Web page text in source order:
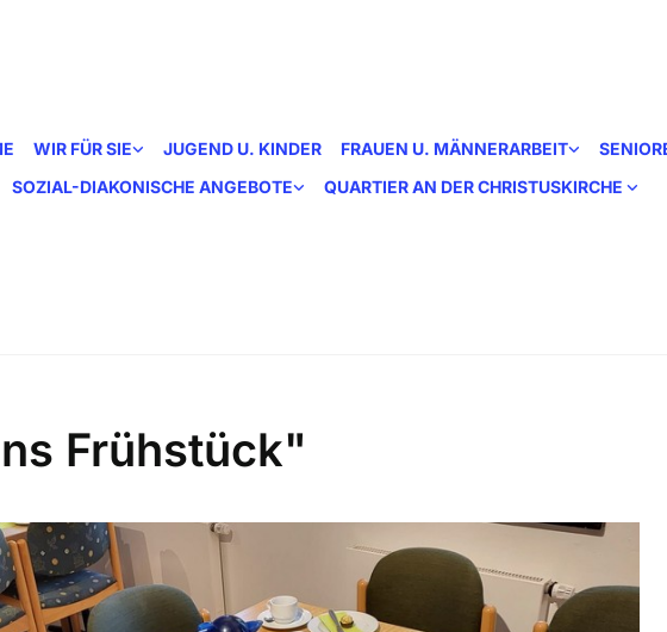
WIR FÜR SIE JUGEND U. KINDER FRAUEN U. MÄNNERARBEIT
SOZIAL-DIAKONISCHE ANGEBOTE
QUARTIER AN DER CHRISTUSKIRCHE
Frühstück"